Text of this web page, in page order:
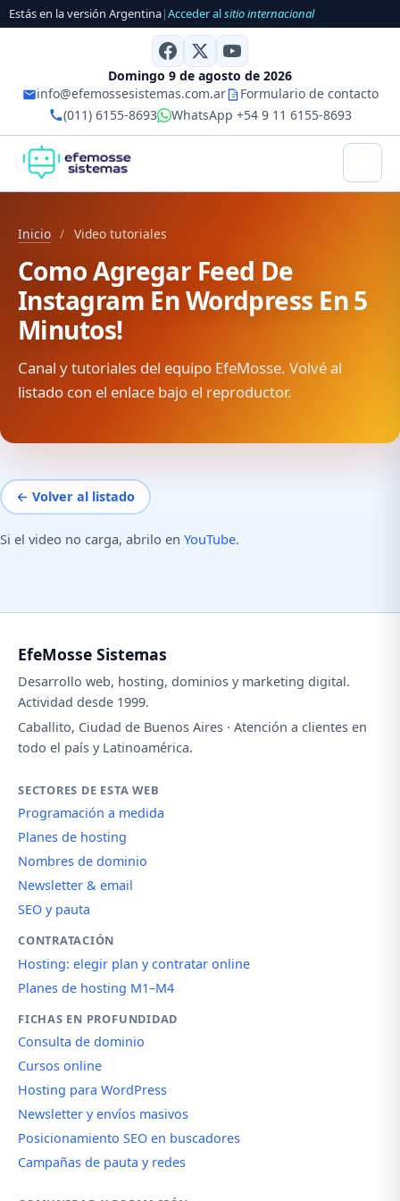
Estás en la versión Argentina|Acceder alsitio internacional
Domingo 9 de agosto de 2026
info@efemossesistemas.com.ar
Formulario de contacto
(011) 6155-8693
WhatsApp +54 9 11 6155-8693
Inicio / Video tutoriales
Como Agregar Feed De
Instagram En Wordpress En 5
Minutos!
Canal y tutoriales del equipo EfeMosse. Volvé al
listado con el enlace bajo el reproductor.
← Volver al listado
Si el video no carga, abrilo en YouTube.
EfeMosse Sistemas
Desarrollo web, hosting, dominios y marketing digital.
Actividad desde 1999.
Caballito, Ciudad de Buenos Aires · Atención a clientes en
todo el país y Latinoamérica.
SECTORES DE ESTA WEB
Programación a medida
Planes de hosting
Nombres de dominio
Newsletter & email
SEO y pauta
CONTRATACIÓN
Hosting: elegir plan y contratar online
Planes de hosting M1–M4
FICHAS EN PROFUNDIDAD
Consulta de dominio
Cursos online
Hosting para WordPress
Newsletter y envíos masivos
Posicionamiento SEO en buscadores
Campañas de pauta y redes